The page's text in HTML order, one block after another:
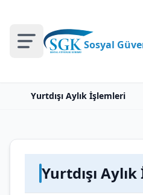
Sosyal
Yurtdışı Aylık İşlemleri
Yurtdışı